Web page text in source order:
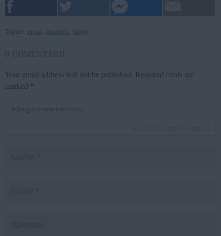
Taguri: cresa, inscrieri, lugoj
Your email address will not be published. Required fields are
marked *